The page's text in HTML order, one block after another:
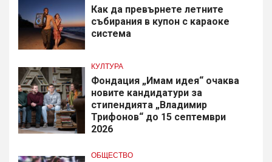
Как да превърнете летните
събирания в купон с караоке
система
КУЛТУРА
Фондация „Имам идея“ очаква
новите кандидатури за
стипендията „Владимир
Трифонов“ до 15 септември
2026
ОБЩЕСТВО